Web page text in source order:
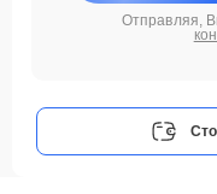
Отправляя,